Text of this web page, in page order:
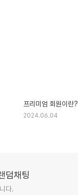
프리미엄 회원이란?
2024.06.04
덤채팅
다.